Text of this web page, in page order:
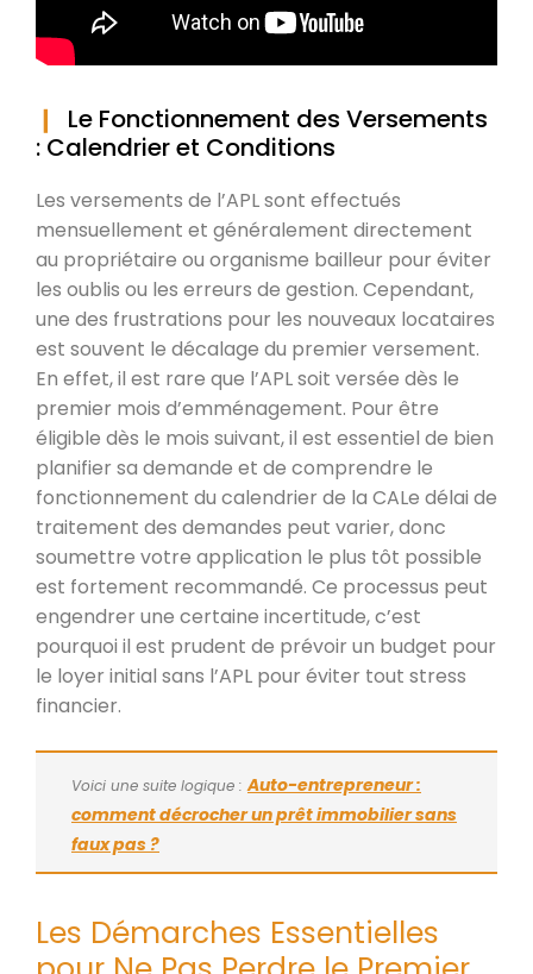
Le Fonctionnement des Versements
: Calendrier et Conditions
Les versements de l’APL sont effectués
mensuellement et généralement directement
au propriétaire ou organisme bailleur pour éviter
les oublis ou les erreurs de gestion. Cependant,
une des frustrations pour les nouveaux locataires
est souvent le décalage du premier versement.
En effet, il est rare que l’APL soit versée dès le
premier mois d’emménagement. Pour être
éligible dès le mois suivant, il est essentiel de bien
planifier sa demande et de comprendre le
fonctionnement du calendrier de la CALe délai de
traitement des demandes peut varier, donc
soumettre votre application le plus tôt possible
est fortement recommandé. Ce processus peut
engendrer une certaine incertitude, c’est
pourquoi il est prudent de prévoir un budget pour
le loyer initial sans l’APL pour éviter tout stress
financier.
Voici une suite logique :Auto-entrepreneur :
comment décrocher un prêt immobilier sans
faux pas ?
Les Démarches Essentielles